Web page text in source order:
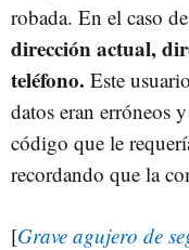
robada. En el caso
dirección actual,
teléfono. Este
datos eran erróneos
código que le
recordando que la
[Grave agujero de